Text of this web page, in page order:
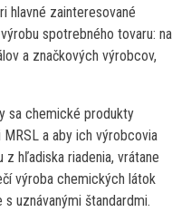
hlavné zainteresované
spotrebného tovaru: na
a značkových výrobcov,
sa chemické produkty
a aby ich výrobcovia
hľadiska riadenia, vrátane
výroba chemických látok
uznávanými štandardmi.